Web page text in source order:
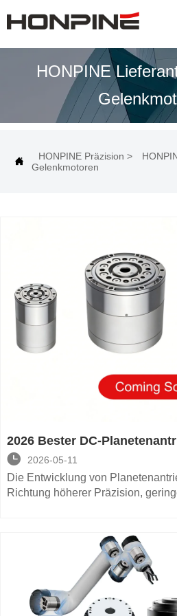
HONPINE
 HONPINE Präzision >
Gelenkmotoren
2026 Bester DC-
Roboter
 2026-05-11
Die Entwicklung von
Richtung höherer Präzision,